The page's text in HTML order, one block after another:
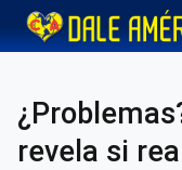
revela si